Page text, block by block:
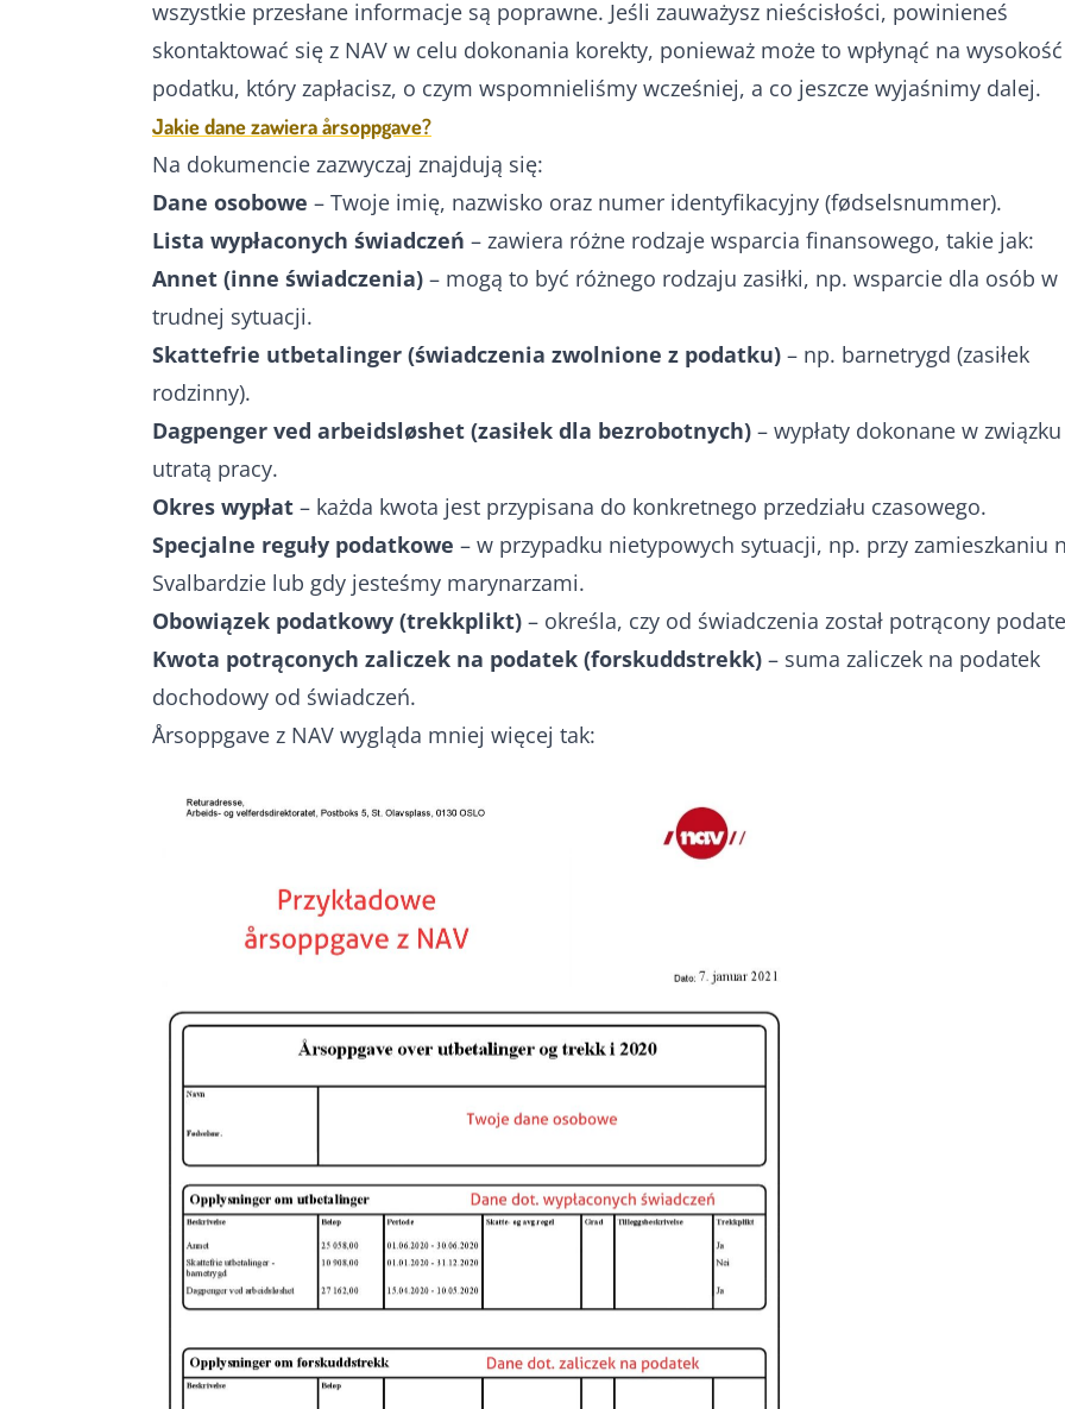
wszystkie przesłane informacje są poprawne. Jeśli zauważysz nieścisłości, powinieneś
skontaktować się z NAV w celu dokonania korekty, ponieważ może to wpłynąć na wysokość
podatku, który zapłacisz, o czym wspomnieliśmy wcześniej, a co jeszcze wyjaśnimy dalej.
Jakie dane zawiera årsoppgave?
Na dokumencie zazwyczaj znajdują się:
Dane osobowe – Twoje imię, nazwisko oraz numer identyfikacyjny (fødselsnummer).
Lista wypłaconych świadczeń – zawiera różne rodzaje wsparcia finansowego, takie jak:
Annet (inne świadczenia) – mogą to być różnego rodzaju zasiłki, np. wsparcie dla osób w
trudnej sytuacji.
Skattefrie utbetalinger (świadczenia zwolnione z podatku) – np. barnetrygd (zasiłek
rodzinny).
Dagpenger ved arbeidsløshet (zasiłek dla bezrobotnych) – wypłaty dokonane w związku
utratą pracy.
Okres wypłat – każda kwota jest przypisana do konkretnego przedziału czasowego.
Specjalne reguły podatkowe – w przypadku nietypowych sytuacji, np. przy zamieszkaniu
Svalbardzie lub gdy jesteśmy marynarzami.
Obowiązek podatkowy (trekkplikt) – określa, czy od świadczenia został potrącony
Kwota potrąconych zaliczek na podatek (forskuddstrekk) – suma zaliczek na podatek
dochodowy od świadczeń.
Årsoppgave z NAV wygląda mniej więcej tak: